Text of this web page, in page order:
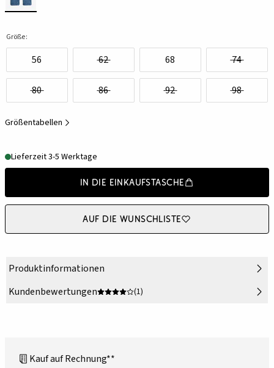
Größe:
56 62 68 74
80 86 92 98
Größentabellen
Lieferzeit 3-5 Werktage
In die Einkaufstasche
Auf die Wunschliste
Produktinformationen
Kundenbewertungen
(1)
Kauf auf Rechnung**